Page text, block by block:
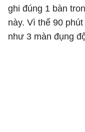
ghi đúng 1 bàn
này. Vì thế 90
như 3 màn đụng